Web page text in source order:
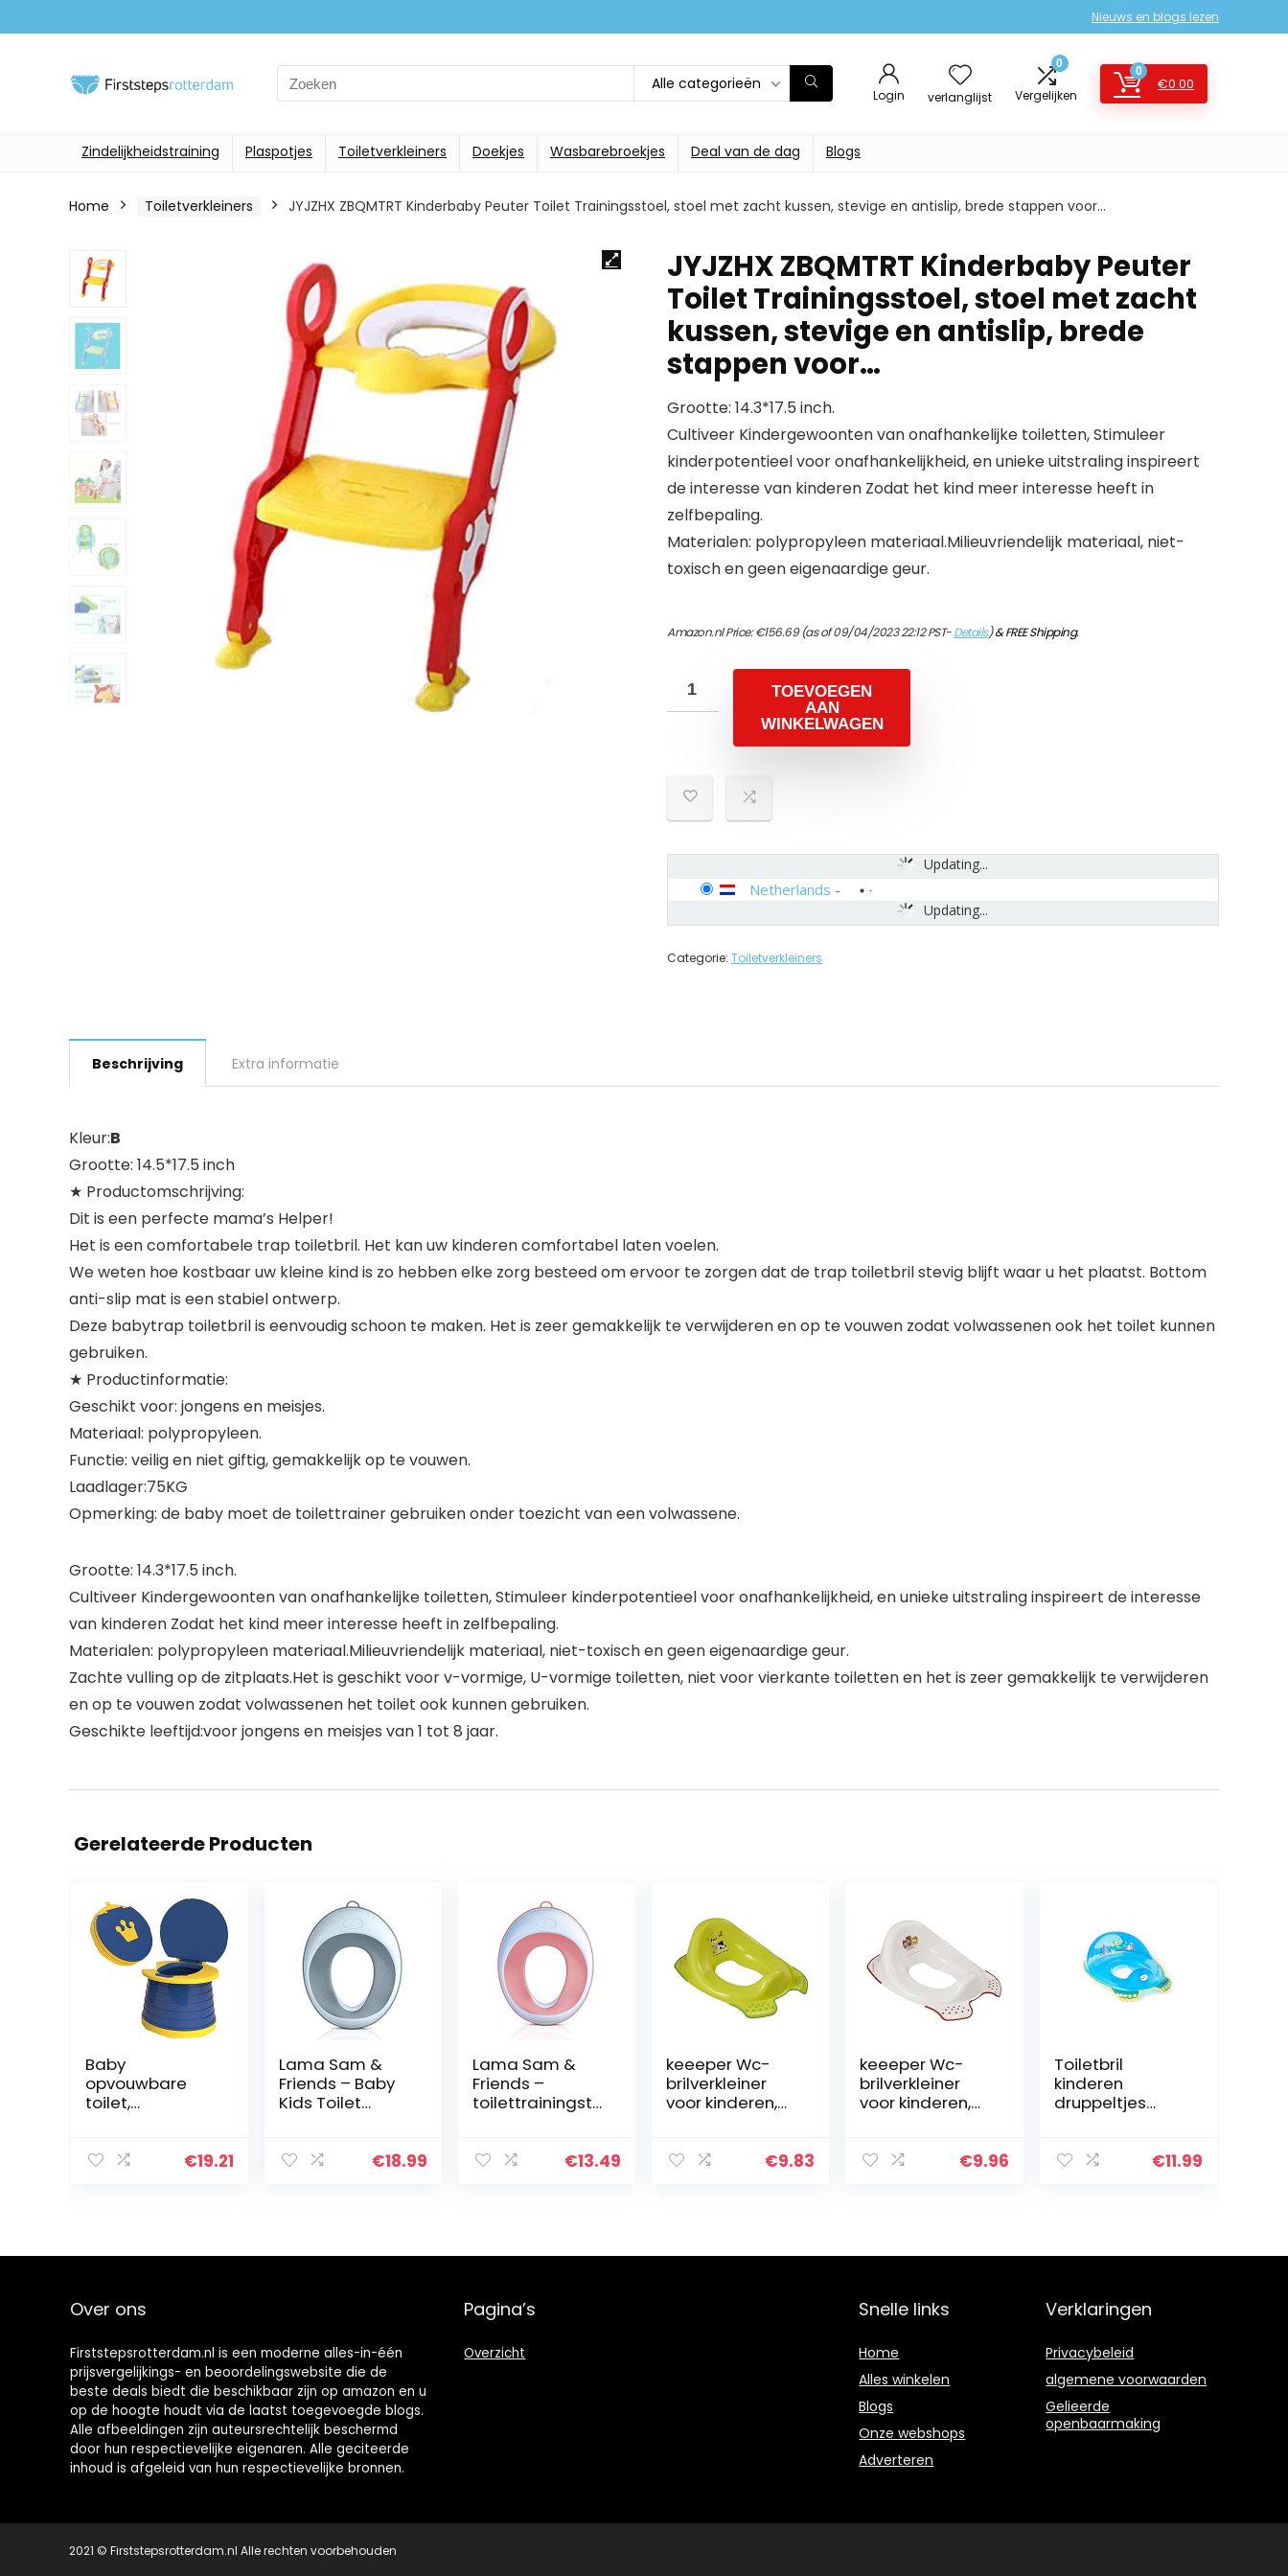
Nieuws en blogs lezen
Search
for:
Alle categorieën
Login verlanglijst
0
Vergelijken
0
€0.00
Zindelijkheidstraining Plaspotjes Toiletverkleiners Doekjes Wasbarebroekjes Deal van de dag Blogs
Home Toiletverkleiners JYJZHX ZBQMTRT Kinderbaby Peuter Toilet Trainingsstoel, stoel met zacht kussen, stevige en antislip, brede stappen voor…
JYJZHX ZBQMTRT Kinderbaby Peuter
Toilet Trainingsstoel, stoel met zacht
kussen, stevige en antislip, brede
stappen voor…
Grootte: 14.3*17.5 inch.
Cultiveer Kindergewoonten van onafhankelijke toiletten, Stimuleer
kinderpotentieel voor onafhankelijkheid, en unieke uitstraling inspireert
de interesse van kinderen Zodat het kind meer interesse heeft in
zelfbepaling.
Materialen: polypropyleen materiaal.Milieuvriendelijk materiaal, niet-
toxisch en geen eigenaardige geur.
Amazon.nl Price:€156.69(as of 09/04/2023 22:12 PST-Details)&FREE Shipping.
TOEVOEGEN
AAN
WINKELWAGEN
Updating...
Updating...
Netherlands -
Categorie: Toiletverkleiners
Beschrijving Extra informatie
Kleur:B
Grootte: 14.5*17.5 inch
★ Productomschrijving:
Dit is een perfecte mama’s Helper!
Het is een comfortabele trap toiletbril. Het kan uw kinderen comfortabel laten voelen.
We weten hoe kostbaar uw kleine kind is zo hebben elke zorg besteed om ervoor te zorgen dat de trap toiletbril stevig blijft waar u het plaatst. Bottom
anti-slip mat is een stabiel ontwerp.
Deze babytrap toiletbril is eenvoudig schoon te maken. Het is zeer gemakkelijk te verwijderen en op te vouwen zodat volwassenen ook het toilet kunnen
gebruiken.
★ Productinformatie:
Geschikt voor: jongens en meisjes.
Materiaal: polypropyleen.
Functie: veilig en niet giftig, gemakkelijk op te vouwen.
Laadlager:75KG
Opmerking: de baby moet de toilettrainer gebruiken onder toezicht van een volwassene.
Grootte: 14.3*17.5 inch.
Cultiveer Kindergewoonten van onafhankelijke toiletten, Stimuleer kinderpotentieel voor onafhankelijkheid, en unieke uitstraling inspireert de interesse
van kinderen Zodat het kind meer interesse heeft in zelfbepaling.
Materialen: polypropyleen materiaal.Milieuvriendelijk materiaal, niet-toxisch en geen eigenaardige geur.
Zachte vulling op de zitplaats.Het is geschikt voor v-vormige, U-vormige toiletten, niet voor vierkante toiletten en het is zeer gemakkelijk te verwijderen
en op te vouwen zodat volwassenen het toilet ook kunnen gebruiken.
Geschikte leeftijd:voor jongens en meisjes van 1 tot 8 jaar.
Gerelateerde Producten
Baby
opvouwbare
toilet,
herbruikbaar
voor…
€19.21
Lama Sam &
Friends – Baby
Kids Toilet
jongens of
€18.99
Lama Sam &
Friends –
toilettrainingsto
toiletbril voor
€13.49
keeeper Wc-
brilverkleiner
voor kinderen,
ca. 4 jaar, met
€9.83
keeeper Wc-
brilverkleiner
voor kinderen,
ca. 4 jaar, met
€9.96
Toiletbril
kinderen
druppeltjes
slip veilig TÜV
€11.99
Over ons
Firststepsrotterdam.nl is een moderne alles-in-één
prijsvergelijkings- en beoordelingswebsite die de
beste deals biedt die beschikbaar zijn op amazon en u
op de hoogte houdt via de laatst toegevoegde blogs.
Alle afbeeldingen zijn auteursrechtelijk beschermd
door hun respectievelijke eigenaren. Alle geciteerde
inhoud is afgeleid van hun respectievelijke bronnen.
Pagina’s
Overzicht
Snelle links
Home
Alles winkelen
Blogs
Onze webshops
Adverteren
Verklaringen
Privacybeleid
algemene voorwaarden
Gelieerde
openbaarmaking
2021 © Firststepsrotterdam.nl Alle rechten voorbehouden